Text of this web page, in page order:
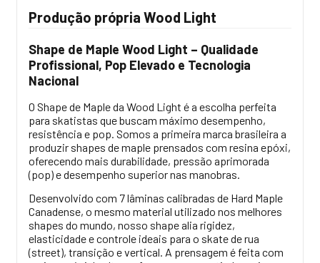
Produção própria Wood Light
Shape de Maple Wood Light – Qualidade
Profissional, Pop Elevado e Tecnologia
Nacional
O Shape de Maple da Wood Light é a escolha perfeita
para skatistas que buscam máximo desempenho,
resistência e pop. Somos a primeira marca brasileira a
produzir shapes de maple prensados com resina epóxi,
oferecendo mais durabilidade, pressão aprimorada
(pop) e desempenho superior nas manobras.
Desenvolvido com 7 lâminas calibradas de Hard Maple
Canadense, o mesmo material utilizado nos melhores
shapes do mundo, nosso shape alia rigidez,
elasticidade e controle ideais para o skate de rua
(street), transição e vertical. A prensagem é feita com